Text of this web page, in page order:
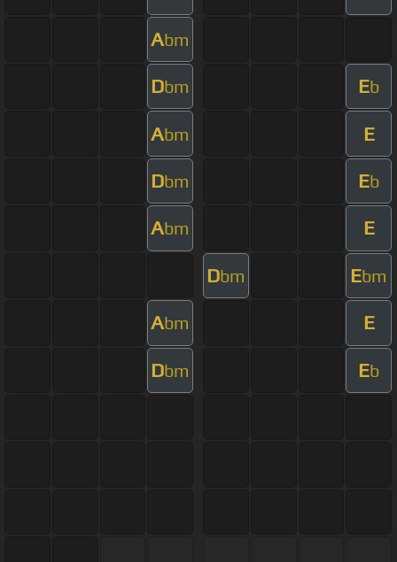
Abm
Dbm Eb
Abm E
Dbm Eb
Abm E
Dbm Ebm
Abm E
Dbm Eb